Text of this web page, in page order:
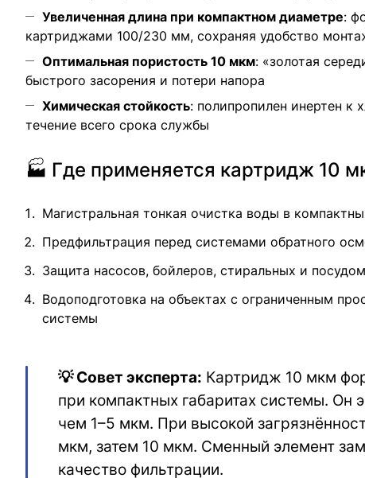
Увеличенная длина при компактном диаметре:
картриджами 100/230 мм, сохраняя удобство
Оптимальная пористость 10 мкм: «золотая
быстрого засорения и потери напора
Химическая стойкость: полипропилен инертен к
течение всего срока службы
🏭 Где применяется картридж 10
Магистральная тонкая очистка воды в
Предфильтрация перед системами обратного
Защита насосов, бойлеров, стиральных и
Водоподготовка на объектах с ограниченным
системы
💡 Совет эксперта: Картридж 10 мкм
при компактных габаритах системы.
чем 1–5 мкм. При высокой
мкм, затем 10 мкм. Сменный элемент
качество фильтрации.